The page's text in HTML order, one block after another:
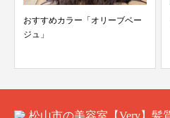
おすすめカラー「オリーブベー
ジュ」